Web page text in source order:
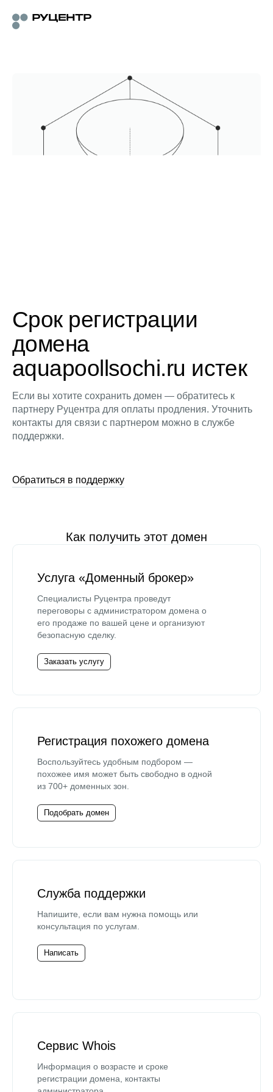
Срок регистрации
домена
aquapoollsochi.ru истек
Если вы хотите сохранить домен — обратитесь к
партнеру Руцентра для оплаты продления. Уточнить
контакты для связи с партнером можно в службе
поддержки.
Обратиться в поддержку
Как получить этот домен
Услуга «Доменный брокер»
Специалисты Руцентра проведут
переговоры с администратором домена о
его продаже по вашей цене и организуют
безопасную сделку.
Заказать услугу
Регистрация похожего домена
Воспользуйтесь удобным подбором —
похожее имя может быть свободно в одной
из 700+ доменных зон.
Подобрать домен
Служба поддержки
Напишите, если вам нужна помощь или
консультация по услугам.
Написать
Сервис Whois
Информация о возрасте и сроке
регистрации домена, контакты